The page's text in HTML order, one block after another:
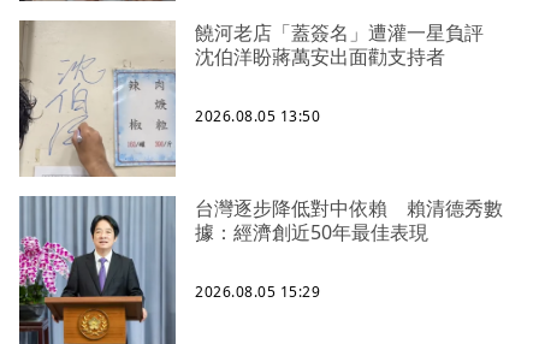
饒河老店「蓋簽名」遭灌一星負評
沈伯洋盼蔣萬安出面勸支持者
2026.08.05 13:50
台灣逐步降低對中依賴 賴清德秀數
據：經濟創近50年最佳表現
2026.08.05 15:29